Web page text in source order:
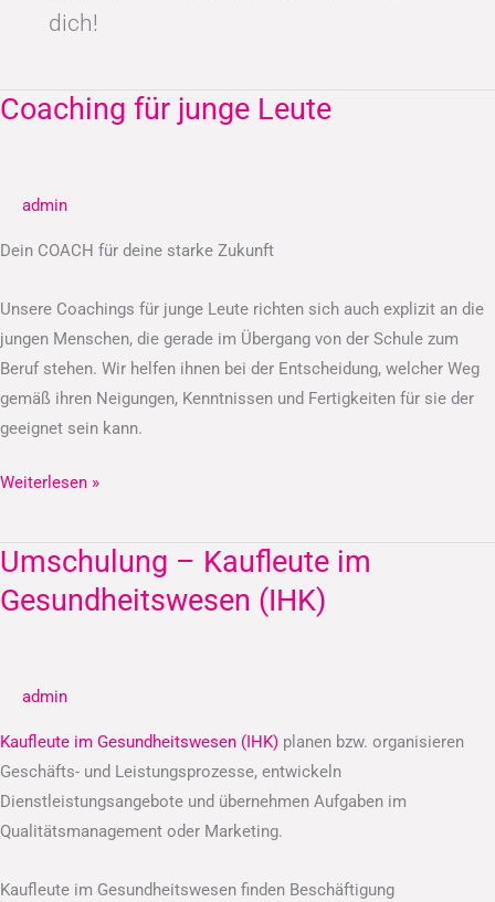
dich!
Coaching für junge Leute
admin
Dein COACH für deine starke Zukunft
Unsere Coachings für junge Leute richten sich auch explizit an die
jungen Menschen, die gerade im Übergang von der Schule zum
Beruf stehen. Wir helfen ihnen bei der Entscheidung, welcher Weg
gemäß ihren Neigungen, Kenntnissen und Fertigkeiten für sie der
geeignet sein kann.
Coaching
Leute
Weiterlesen »
Umschulung – Kaufleute im
Gesundheitswesen (IHK)
admin
Kaufleute im Gesundheitswesen (IHK) planen bzw. organisieren
Geschäfts- und Leistungsprozesse, entwickeln
Dienstleistungsangebote und übernehmen Aufgaben im
Qualitätsmanagement oder Marketing.
Kaufleute im Gesundheitswesen finden Beschäftigung
Umschulung
–
Kaufleute
(IHK)